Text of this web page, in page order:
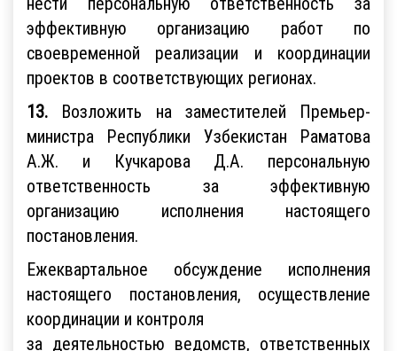
эффективную организацию работ по
своевременной реализации и координации
проектов в соответствующих регионах.
13. Возложить на заместителей Премьер-
министра Республики Узбекистан Раматова
А.Ж. и Кучкарова Д.А. персональную
ответственность за эффективную
организацию исполнения настоящего
постановления.
Ежеквартальное обсуждение исполнения
настоящего постановления, осуществление
координации и контроля
за деятельностью ведомств, ответственных